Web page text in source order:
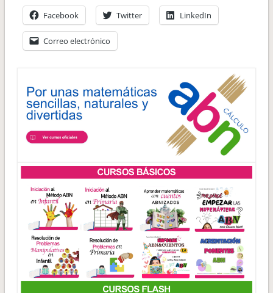
Facebook Twitter LinkedIn
Correo electrónico